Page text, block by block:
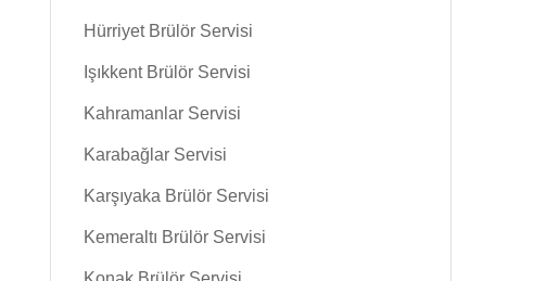
Hürriyet Brülör Servisi
Işıkkent Brülör Servisi
Kahramanlar Servisi
Karabağlar Servisi
Karşıyaka Brülör Servisi
Kemeraltı Brülör Servisi